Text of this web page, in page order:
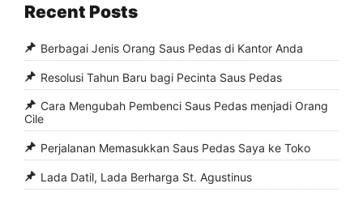
Recent Posts
Berbagai Jenis Orang Saus Pedas di Kantor Anda
Resolusi Tahun Baru bagi Pecinta Saus Pedas
Cara Mengubah Pembenci Saus Pedas menjadi Orang
Cile
Perjalanan Memasukkan Saus Pedas Saya ke Toko
Lada Datil, Lada Berharga St. Agustinus